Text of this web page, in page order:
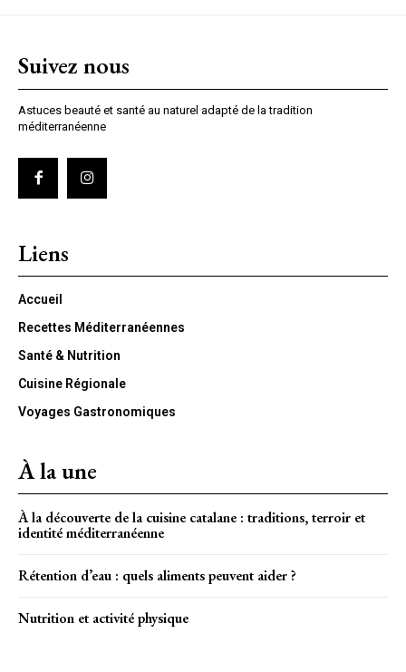
Suivez nous
Astuces beauté et santé au naturel adapté de la tradition
méditerranéenne
Liens
Accueil
Recettes Méditerranéennes
Santé & Nutrition
Cuisine Régionale
Voyages Gastronomiques
À la une
À la découverte de la cuisine catalane : traditions, terroir et
identité méditerranéenne
Rétention d’eau : quels aliments peuvent aider ?
Nutrition et activité physique